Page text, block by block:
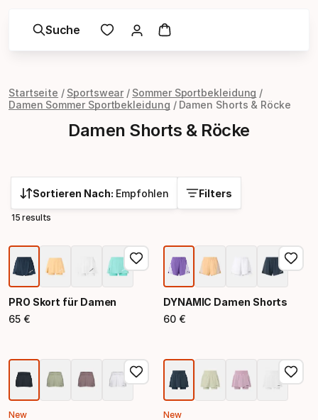
Suche
Startseite Sportswear
Sommer Sportbekleidung
Damen Sommer Sportbekleidung
Damen Shorts & Röcke
Damen Shorts & Röcke
Sortieren Nach: Empfohlen Filters
15 results
PRO Skort für Damen
65 €
Endpreis
DYNAMIC Damen Shorts
60 €
Endpreis
New New